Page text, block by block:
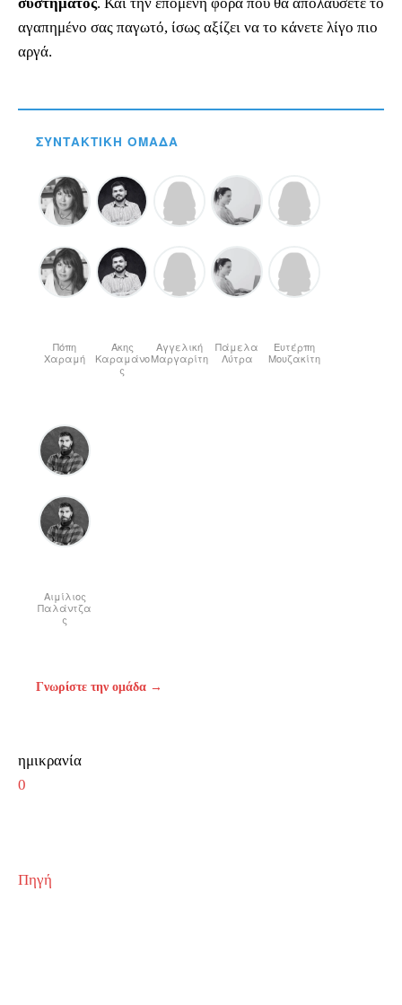
αγαπημένο σας παγωτό, ίσως αξίζει να το κάνετε λίγο πιο
αργά.
ΣΥΝΤΑΚΤΙΚΉ ΟΜΆΔΑ
Πόπη
Χαραμή
Άκης
Καραμάνο
ς
Αγγελική
Μαργαρίτη
Πάμελα
Λύτρα
Ευτέρπη
Μουζακίτη
Αιμίλιος
Παλάντζα
ς
Γνωρίστε την ομάδα →
ημικρανία
0
Πηγή